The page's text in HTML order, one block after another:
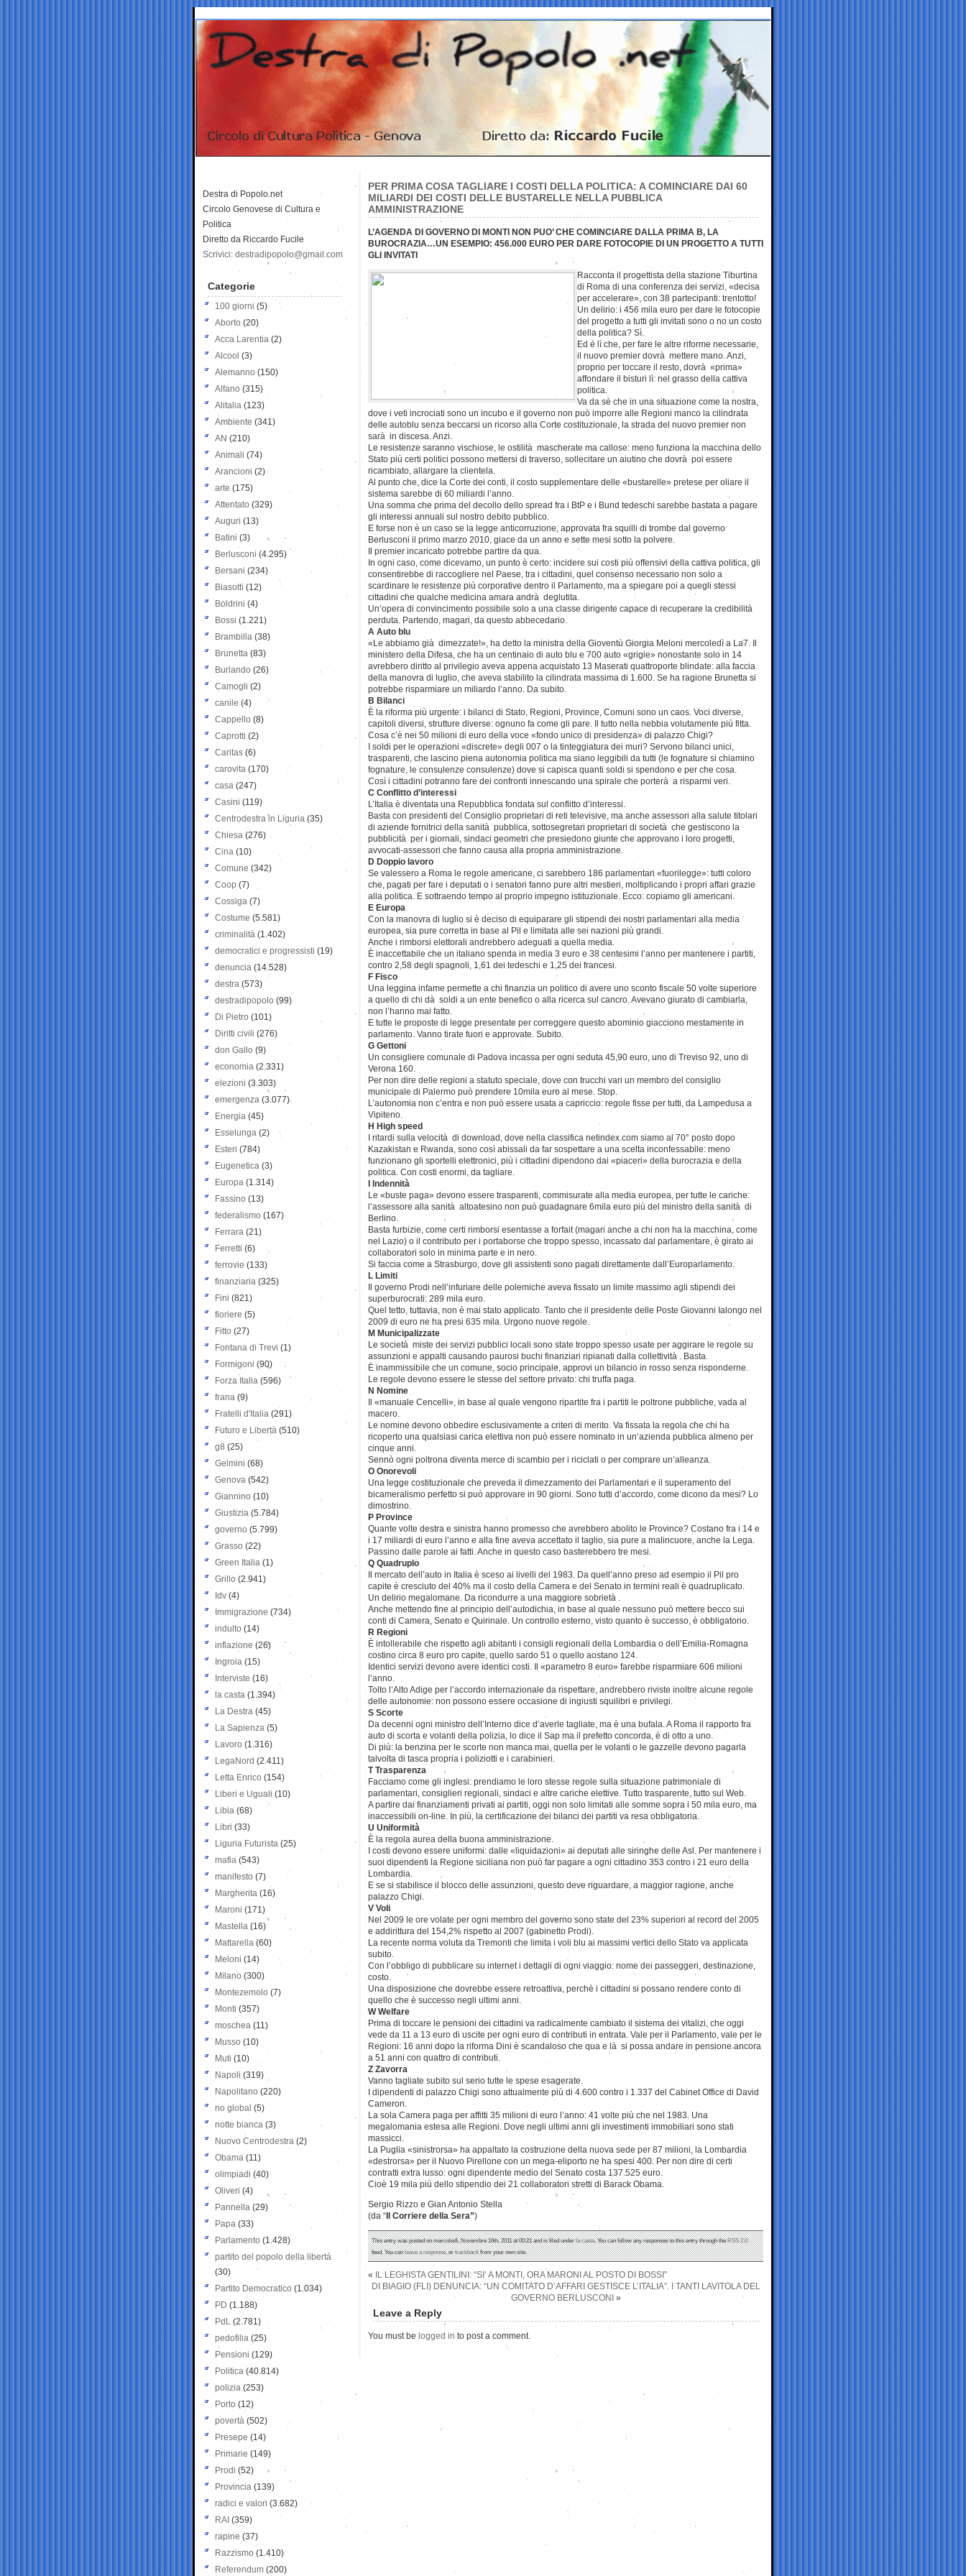
PER PRIMA COSA TAGLIARE I COSTI DELLA POLITICA: A COMINCIARE DAI 60
MILIARDI DEI COSTI DELLE BUSTARELLE NELLA PUBBLICA
AMMINISTRAZIONE
L’AGENDA DI GOVERNO DI MONTI NON PUO’ CHE COMINCIARE DALLA PRIMA B, LA
BUROCRAZIA…UN ESEMPIO: 456.000 EURO PER DARE FOTOCOPIE DI UN PROGETTO A TUTTI
GLI INVITATI
Racconta il progettista della stazione Tiburtina
di Roma di una conferenza dei servizi, «decisa
per accelerare», con 38 partecipanti: trentotto!
Un delirio: i 456 mila euro per dare le fotocopie
del progetto a tutti gli invitati sono o no un costo
della politica? Sì.
Ed è lì che, per fare le altre riforme necessarie,
il nuovo premier dovrà mettere mano. Anzi,
proprio per toccare il resto, dovrà «prima»
affondare il bisturi lì: nel grasso della cattiva
politica.
Va da sè che in una situazione come la nostra,
dove i veti incrociati sono un incubo e il governo non può imporre alle Regioni manco la cilindrata
delle autoblu senza beccarsi un ricorso alla Corte costituzionale, la strada del nuovo premier non
sarà in discesa. Anzi.
Le resistenze saranno vischiose, le ostilità mascherate ma callose: meno funziona la macchina dello
Stato più certi politici possono mettersi di traverso, sollecitare un aiutino che dovrà poi essere
ricambiato, allargare la clientela.
Al punto che, dice la Corte dei conti, il costo supplementare delle «bustarelle» pretese per oliare il
sistema sarebbe di 60 miliardi l’anno.
Una somma che prima del decollo dello spread fra i BtP e i Bund tedeschi sarebbe bastata a pagare
gli interessi annuali sul nostro debito pubblico.
E forse non è un caso se la legge anticorruzione, approvata fra squilli di trombe dal governo
Berlusconi il primo marzo 2010, giace da un anno e sette mesi sotto la polvere.
Il premier incaricato potrebbe partire da qua.
In ogni caso, come dicevamo, un punto è certo: incidere sui costi più offensivi della cattiva politica, gli
consentirebbe di raccogliere nel Paese, tra i cittadini, quel consenso necessario non solo a
scardinare le resistenze più corporative dentro il Parlamento, ma a spiegare poi a quegli stessi
cittadini che qualche medicina amara andrà deglutita.
Un’opera di convincimento possibile solo a una classe dirigente capace di recuperare la credibilità
perduta. Partendo, magari, da questo abbecedario.
A Auto blu
«Le abbiamo già dimezzate!», ha detto la ministra della Gioventù Giorgia Meloni mercoledì a La7. Il
ministero della Difesa, che ha un centinaio di auto blu e 700 auto «grigie» nonostante solo in 14
avrebbero diritto al privilegio aveva appena acquistato 13 Maserati quattroporte blindate: alla faccia
della manovra di luglio, che aveva stabilito la cilindrata massima di 1.600. Se ha ragione Brunetta si
potrebbe risparmiare un miliardo l’anno. Da subito.
B Bilanci
È la riforma più urgente: i bilanci di Stato, Regioni, Province, Comuni sono un caos. Voci diverse,
capitoli diversi, strutture diverse: ognuno fa come gli pare. Il tutto nella nebbia volutamente più fitta.
Cosa c’è nei 50 milioni di euro della voce «fondo unico di presidenza» di palazzo Chigi?
I soldi per le operazioni «discrete» degli 007 o la tinteggiatura dei muri? Servono bilanci unici,
trasparenti, che lascino piena autonomia politica ma siano leggibili da tutti (le fognature si chiamino
fognature, le consulenze consulenze) dove si capisca quanti soldi si spendono e per che cosa.
Così i cittadini potranno fare dei confronti innescando una spirale che porterà a risparmi veri.
C Conflitto d’interessi
L’Italia è diventata una Repubblica fondata sul conflitto d’interessi.
Basta con presidenti del Consiglio proprietari di reti televisive, ma anche assessori alla salute titolari
di aziende fornitrici della sanità pubblica, sottosegretari proprietari di società che gestiscono la
pubblicità per i giornali, sindaci geometri che presiedono giunte che approvano i loro progetti,
avvocati-assessori che fanno causa alla propria amministrazione.
D Doppio lavoro
Se valessero a Roma le regole americane, ci sarebbero 186 parlamentari «fuorilegge»: tutti coloro
che, pagati per fare i deputati o i senatori fanno pure altri mestieri, moltiplicando i propri affari grazie
alla politica. E sottraendo tempo al proprio impegno istituzionale. Ecco: copiamo gli americani.
E Europa
Con la manovra di luglio si è deciso di equiparare gli stipendi dei nostri parlamentari alla media
europea, sia pure corretta in base al Pil e limitata alle sei nazioni più grandi.
Anche i rimborsi elettorali andrebbero adeguati a quella media.
È inaccettabile che un italiano spenda in media 3 euro e 38 centesimi l’anno per mantenere i partiti,
contro 2,58 degli spagnoli, 1,61 dei tedeschi e 1,25 dei francesi.
F Fisco
Una leggina infame permette a chi finanzia un politico di avere uno sconto fiscale 50 volte superiore
a quello di chi dà soldi a un ente benefico o alla ricerca sul cancro. Avevano giurato di cambiarla,
non l’hanno mai fatto.
E tutte le proposte di legge presentate per correggere questo abominio giacciono mestamente in
parlamento. Vanno tirate fuori e approvate. Subito.
G Gettoni
Un consigliere comunale di Padova incassa per ogni seduta 45,90 euro, uno di Treviso 92, uno di
Verona 160.
Per non dire delle regioni a statuto speciale, dove con trucchi vari un membro del consiglio
municipale di Palermo può prendere 10mila euro al mese. Stop.
L’autonomia non c’entra e non può essere usata a capriccio: regole fisse per tutti, da Lampedusa a
Vipiteno.
H High speed
I ritardi sulla velocità di download, dove nella classifica netindex.com siamo al 70° posto dopo
Kazakistan e Rwanda, sono così abissali da far sospettare a una scelta inconfessabile: meno
funzionano gli sportelli elettronici, più i cittadini dipendono dai «piaceri» della burocrazia e della
politica. Con costi enormi, da tagliare.
I Indennità
Le «buste paga» devono essere trasparenti, commisurate alla media europea, per tutte le cariche:
l’assessore alla sanità altoatesino non può guadagnare 6mila euro più del ministro della sanità di
Berlino.
Basta furbizie, come certi rimborsi esentasse a forfait (magari anche a chi non ha la macchina, come
nel Lazio) o il contributo per i portaborse che troppo spesso, incassato dal parlamentare, è girato ai
collaboratori solo in minima parte e in nero.
Si faccia come a Strasburgo, dove gli assistenti sono pagati direttamente dall’Europarlamento.
L Limiti
Il governo Prodi nell’infuriare delle polemiche aveva fissato un limite massimo agli stipendi dei
superburocrati: 289 mila euro.
Quel tetto, tuttavia, non è mai stato applicato. Tanto che il presidente delle Poste Giovanni Ialongo nel
2009 di euro ne ha presi 635 mila. Urgono nuove regole.
M Municipalizzate
Le società miste dei servizi pubblici locali sono state troppo spesso usate per aggirare le regole su
assunzioni e appalti causando paurosi buchi finanziari ripianati dalla collettività . Basta.
È inammissibile che un comune, socio principale, approvi un bilancio in rosso senza risponderne.
Le regole devono essere le stesse del settore privato: chi truffa paga.
N Nomine
Il «manuale Cencelli», in base al quale vengono ripartite fra i partiti le poltrone pubbliche, vada al
macero.
Le nomine devono obbedire esclusivamente a criteri di merito. Va fissata la regola che chi ha
ricoperto una qualsiasi carica elettiva non può essere nominato in un’azienda pubblica almeno per
cinque anni.
Sennò ogni poltrona diventa merce di scambio per i riciclati o per comprare un’alleanza.
O Onorevoli
Una legge costituzionale che preveda il dimezzamento dei Parlamentari e il superamento del
bicameralismo perfetto si può approvare in 90 giorni. Sono tutti d’accordo, come dicono da mesi? Lo
dimostrino.
P Province
Quante volte destra e sinistra hanno promesso che avrebbero abolito le Province? Costano fra i 14 e
i 17 miliardi di euro l’anno e alla fine aveva accettato il taglio, sia pure a malincuore, anche la Lega.
Passino dalle parole ai fatti. Anche in questo caso basterebbero tre mesi.
Q Quadruplo
Il mercato dell’auto in Italia è sceso ai livelli del 1983. Da quell’anno preso ad esempio il Pil pro
capite è cresciuto del 40% ma il costo della Camera e del Senato in termini reali è quadruplicato.
Un delirio megalomane. Da ricondurre a una maggiore sobrietà .
Anche mettendo fine al principio dell’autodichia, in base al quale nessuno può mettere becco sui
conti di Camera, Senato e Quirinale. Un controllo esterno, visto quanto è successo, è obbligatorio.
R Regioni
È intollerabile che rispetto agli abitanti i consigli regionali della Lombardia o dell’Emilia-Romagna
costino circa 8 euro pro capite, quello sardo 51 o quello aostano 124.
Identici servizi devono avere identici costi. Il «parametro 8 euro» farebbe risparmiare 606 milioni
l’anno.
Tolto l’Alto Adige per l’accordo internazionale da rispettare, andrebbero riviste inoltre alcune regole
delle autonomie: non possono essere occasione di ingiusti squilibri e privilegi.
S Scorte
Da decenni ogni ministro dell’Interno dice d’averle tagliate, ma è una bufala. A Roma il rapporto fra
auto di scorta e volanti della polizia, lo dice il Sap ma il prefetto concorda, è di otto a uno.
Di più: la benzina per le scorte non manca mai, quella per le volanti o le gazzelle devono pagarla
talvolta di tasca propria i poliziotti e i carabinieri.
T Trasparenza
Facciamo come gli inglesi: prendiamo le loro stesse regole sulla situazione patrimoniale di
parlamentari, consiglieri regionali, sindaci e altre cariche elettive. Tutto trasparente, tutto sul Web.
A partire dai finanziamenti privati ai partiti, oggi non solo limitati alle somme sopra i 50 mila euro, ma
inaccessibili on-line. In più, la certificazione dei bilanci dei partiti va resa obbligatoria.
U Uniformità
È la regola aurea della buona amministrazione.
I costi devono essere uniformi: dalle «liquidazioni» ai deputati alle siringhe delle Asl. Per mantenere i
suoi dipendenti la Regione siciliana non può far pagare a ogni cittadino 353 contro i 21 euro della
Lombardia.
E se si stabilisce il blocco delle assunzioni, questo deve riguardare, a maggior ragione, anche
palazzo Chigi.
V Voli
Nel 2009 le ore volate per ogni membro del governo sono state del 23% superiori al record del 2005
e addirittura del 154,2% rispetto al 2007 (gabinetto Prodi).
La recente norma voluta da Tremonti che limita i voli blu ai massimi vertici dello Stato va applicata
subito.
Con l’obbligo di pubblicare su internet i dettagli di ogni viaggio: nome dei passeggeri, destinazione,
costo.
Una disposizione che dovrebbe essere retroattiva, perchè i cittadini si possano rendere conto di
quello che è successo negli ultimi anni.
W Welfare
Prima di toccare le pensioni dei cittadini va radicalmente cambiato il sistema dei vitalizi, che oggi
vede da 11 a 13 euro di uscite per ogni euro di contributi in entrata. Vale per il Parlamento, vale per le
Regioni: 16 anni dopo la riforma Dini è scandaloso che qua e là si possa andare in pensione ancora
a 51 anni con quattro di contributi.
Z Zavorra
Vanno tagliate subito sul serio tutte le spese esagerate.
I dipendenti di palazzo Chigi sono attualmente più di 4.600 contro i 1.337 del Cabinet Office di David
Cameron.
La sola Camera paga per affitti 35 milioni di euro l’anno: 41 volte più che nel 1983. Una
megalomania estesa alle Regioni. Dove negli ultimi anni gli investimenti immobiliari sono stati
massicci.
La Puglia «sinistrorsa» ha appaltato la costruzione della nuova sede per 87 milioni, la Lombardia
«destrorsa» per il Nuovo Pirellone con un mega-eliporto ne ha spesi 400. Per non dire di certi
contratti extra lusso: ogni dipendente medio del Senato costa 137.525 euro.
Cioè 19 mila più dello stipendio dei 21 collaboratori stretti di Barack Obama.
Sergio Rizzo e Gian Antonio Stella
(da “ Il Corriere della Sera”)
This entry was posted on mercoledì, Novembre 16th, 2011 at 00:21 and is filed underla casta. You can follow any responses to this entry through theRSS 2.0
feed. You canleave a response, ortrackbackfrom your own site.
«
IL LEGHISTA GENTILINI: “SI’ A MONTI, ORA MARONI AL POSTO DI BOSSI”
DI BIAGIO (FLI) DENUNCIA: “UN COMITATO D’AFFARI GESTISCE L’ITALIA”. I TANTI LAVITOLA DEL
GOVERNO BERLUSCONI »
Leave a Reply
You must be logged in to post a comment.
Destra di Popolo.net
Circolo Genovese di Cultura e
Politica
Diretto da Riccardo Fucile
Scrivici: destradipopolo@gmail.com
Categorie
100 giorni (5)
Aborto (20)
Acca Larentia (2)
Alcool (3)
Alemanno (150)
Alfano (315)
Alitalia (123)
Ambiente (341)
AN (210)
Animali (74)
Arancioni (2)
arte (175)
Attentato (329)
Auguri (13)
Batini (3)
Berlusconi (4.295)
Bersani (234)
Biasotti (12)
Boldrini (4)
Bossi (1.221)
Brambilla (38)
Brunetta (83)
Burlando (26)
Camogli (2)
canile (4)
Cappello (8)
Caprotti (2)
Caritas (6)
carovita (170)
casa (247)
Casini (119)
Centrodestra in Liguria (35)
Chiesa (276)
Cina (10)
Comune (342)
Coop (7)
Cossiga (7)
Costume (5.581)
criminalità (1.402)
democratici e progressisti (19)
denuncia (14.528)
destra (573)
destradipopolo (99)
Di Pietro (101)
Diritti civili (276)
don Gallo (9)
economia (2.331)
elezioni (3.303)
emergenza (3.077)
Energia (45)
Esselunga (2)
Esteri (784)
Eugenetica (3)
Europa (1.314)
Fassino (13)
federalismo (167)
Ferrara (21)
Ferretti (6)
ferrovie (133)
finanziaria (325)
Fini (821)
fioriere (5)
Fitto (27)
Fontana di Trevi (1)
Formigoni (90)
Forza Italia (596)
frana (9)
Fratelli d'Italia (291)
Futuro e Libertà (510)
g8 (25)
Gelmini (68)
Genova (542)
Giannino (10)
Giustizia (5.784)
governo (5.799)
Grasso (22)
Green Italia (1)
Grillo (2.941)
Idv (4)
Immigrazione (734)
indulto (14)
inflazione (26)
Ingroia (15)
Interviste (16)
la casta (1.394)
La Destra (45)
La Sapienza (5)
Lavoro (1.316)
LegaNord (2.411)
Letta Enrico (154)
Liberi e Uguali (10)
Libia (68)
Libri (33)
Liguria Futurista (25)
mafia (543)
manifesto (7)
Margherita (16)
Maroni (171)
Mastella (16)
Mattarella (60)
Meloni (14)
Milano (300)
Montezemolo (7)
Monti (357)
moschea (11)
Musso (10)
Muti (10)
Napoli (319)
Napolitano (220)
no global (5)
notte bianca (3)
Nuovo Centrodestra (2)
Obama (11)
olimpiadi (40)
Oliveri (4)
Pannella (29)
Papa (33)
Parlamento (1.428)
partito del popolo della libertà
(30)
Partito Democratico (1.034)
PD (1.188)
PdL (2.781)
pedofilia (25)
Pensioni (129)
Politica (40.814)
polizia (253)
Porto (12)
povertà (502)
Presepe (14)
Primarie (149)
Prodi (52)
Provincia (139)
radici e valori (3.682)
RAI (359)
rapine (37)
Razzismo (1.410)
Referendum (200)